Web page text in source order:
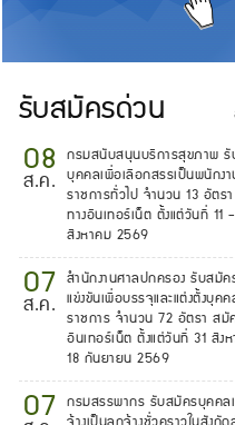
รับสมัครด่วน
08
ส.ค.
กรมสนับสนุนบริการสุขภาพ
บุคคลเพื่อเลือกสรรเป็นพนักง
ราชการทั่วไป จำนวน 13 อัตร
ทางอินเทอร์เน็ต ตั้งแต่วันที่ 11
สิงหาคม 2569
07
ส.ค.
สำนักงานศาลปกครอง รับสมั
แข่งขันเพื่อบรรจุและแต่งตั้งบุคค
ราชการ จำนวน 72 อัตรา สมั
อินเทอร์เน็ต ตั้งแต่วันที่ 31 สิง
18 กันยายน 2569
07 กรมสรรพากร รับสมัครบุคคล